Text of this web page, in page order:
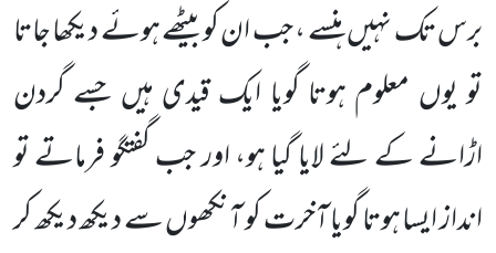
برس تک نہیں ہنسے ، جب ان کو بیٹھے ہوئے دیکھا جاتا
تو یوں معلومہوتا گویا ایک قیدی ہیں جسے گردن
اڑانے کے لئے لایا گیا ہو، اور جب گفتگو فرماتے تو
انداز ایسا ہوتا گویا آخرت کو آنکھوںسے دیکھ دیکھ کر